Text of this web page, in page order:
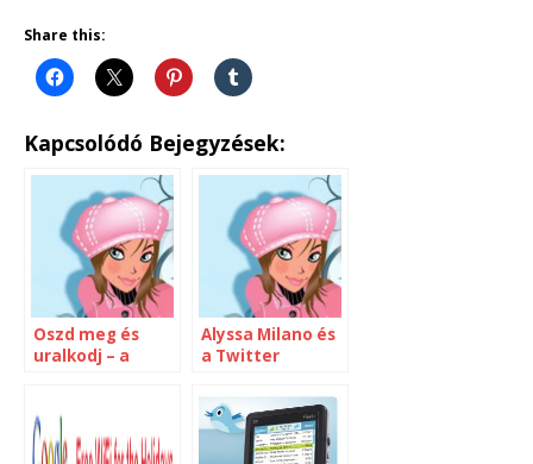
Share this:
Kapcsolódó Bejegyzések:
Oszd meg és
uralkodj – a
Alyssa Milano és
a Twitter